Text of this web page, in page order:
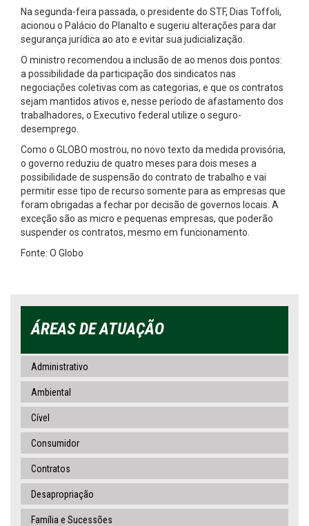
Na segunda-feira passada, o presidente do STF, Dias Toffoli,
acionou o Palácio do Planalto e sugeriu alterações para dar
segurança jurídica ao ato e evitar sua judicialização.
O ministro recomendou a inclusão de ao menos dois pontos:
a possibilidade da participação dos sindicatos nas
negociações coletivas com as categorias, e que os contratos
sejam mantidos ativos e, nesse período de afastamento dos
trabalhadores, o Executivo federal utilize o seguro-
desemprego.
Como o GLOBO mostrou, no novo texto da medida provisória,
o governo reduziu de quatro meses para dois meses a
possibilidade de suspensão do contrato de trabalho e vai
permitir esse tipo de recurso somente para as empresas que
foram obrigadas a fechar por decisão de governos locais. A
exceção são as micro e pequenas empresas, que poderão
suspender os contratos, mesmo em funcionamento.
Fonte: O Globo
ÁREAS DE ATUAÇÃO
Administrativo
Ambiental
Cível
Consumidor
Contratos
Desapropriação
Família e Sucessões